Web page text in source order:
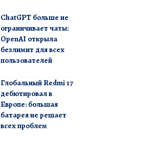
ChatGPT больше не
ограничивает чаты:
OpenAI открыла
безлимит для всех
пользователей
Глобальный Redmi 17
дебютировал в
Европе: большая
батарея не решает
всех проблем